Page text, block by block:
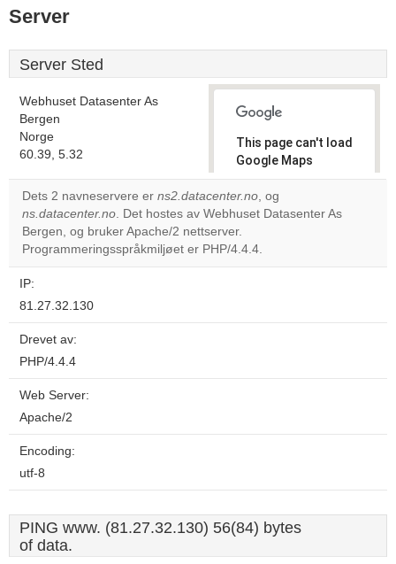
Server
Server Sted
Webhuset Datasenter As
Bergen
Norge
60.39, 5.32
This page can't load
Google Maps
correctly.
Do you
website?
Dets 2 navneservere er ns2.datacenter.no, og
ns.datacenter.no. Det hostes av Webhuset Datasenter As
Bergen, og bruker Apache/2 nettserver.
Programmeringsspråkmiljøet er PHP/4.4.4.
IP:
81.27.32.130
Drevet av:
PHP/4.4.4
Web Server:
Apache/2
Encoding:
utf-8
PING www. (81.27.32.130) 56(84) bytes
of data.